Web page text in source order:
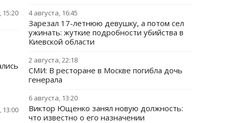
15:20
13:00
4 августа, 16:45
Зарезал 17-летнюю девушку, а потом сел
ужинать: жуткие подробности убийства в
Киевской области
2 августа, 22:18
СМИ: В ресторане в Москве погибла дочь
генерала
6 августа, 13:20
Виктор Ющенко занял новую должность:
что известно о его назначении